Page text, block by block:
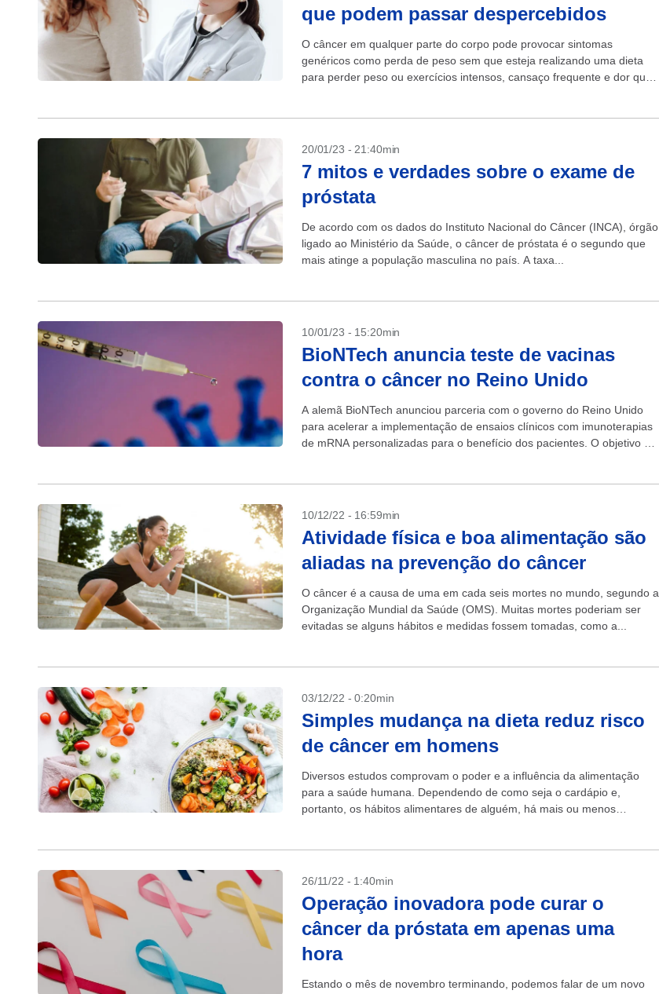
que podem passar despercebidos
O câncer em qualquer parte do corpo pode provocar sintomas
genéricos como perda de peso sem que esteja realizando uma dieta
para perder peso ou exercícios intensos, cansaço frequente e dor que
20/01/23 - 21:40min
7 mitos e verdades sobre o exame de
próstata
De acordo com os dados do Instituto Nacional do Câncer (INCA), órgão
ligado ao Ministério da Saúde, o câncer de próstata é o segundo que
mais atinge a população masculina no país. A taxa...
10/01/23 - 15:20min
BioNTech anuncia teste de vacinas
contra o câncer no Reino Unido
A alemã BioNTech anunciou parceria com o governo do Reino Unido
para acelerar a implementação de ensaios clínicos com imunoterapias
de mRNA personalizadas para o benefício dos pacientes. O objetivo é
10/12/22 - 16:59min
Atividade física e boa alimentação são
aliadas na prevenção do câncer
O câncer é a causa de uma em cada seis mortes no mundo, segundo a
Organização Mundial da Saúde (OMS). Muitas mortes poderiam ser
evitadas se alguns hábitos e medidas fossem tomadas, como a...
03/12/22 - 0:20min
Simples mudança na dieta reduz risco
de câncer em homens
Diversos estudos comprovam o poder e a influência da alimentação
para a saúde humana. Dependendo de como seja o cardápio e,
portanto, os hábitos alimentares de alguém, há mais ou menos
26/11/22 - 1:40min
Operação inovadora pode curar o
câncer da próstata em apenas uma
hora
Estando o mês de novembro terminando, podemos falar de um novo